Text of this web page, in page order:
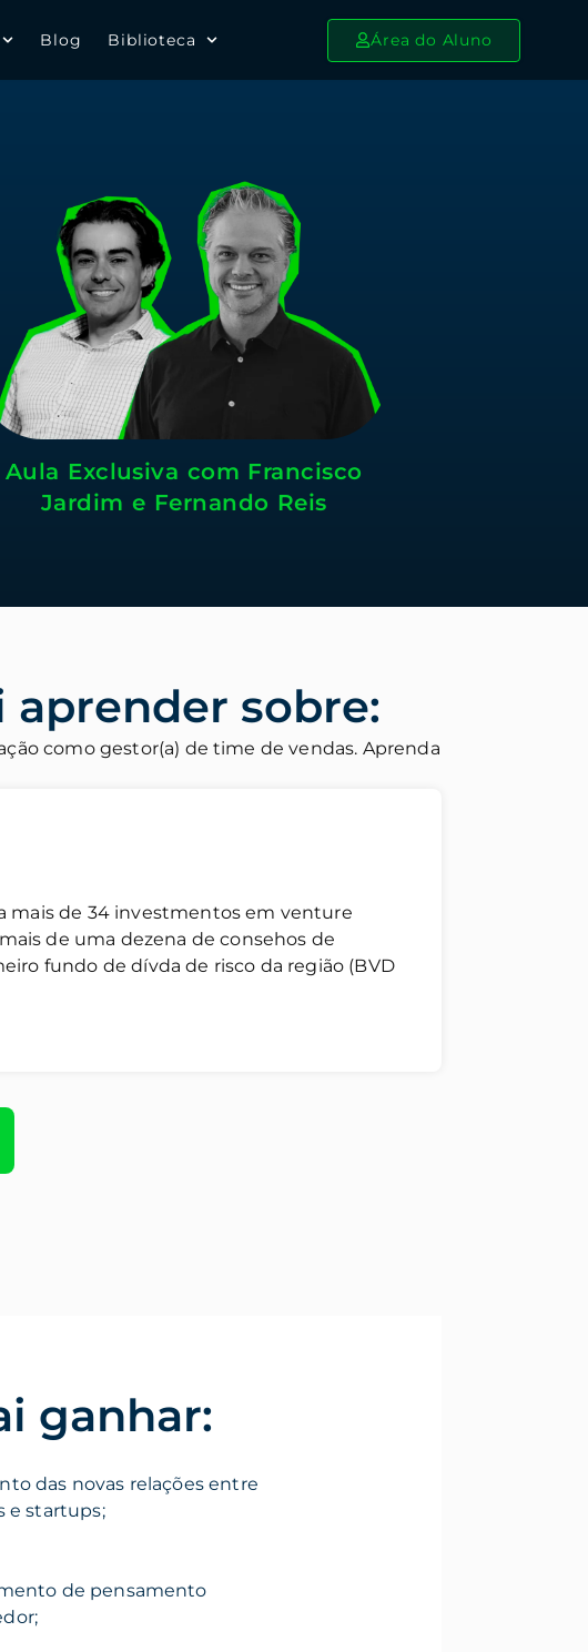
Blog Biblioteca Área do Aluno
Aula Exclusiva com Francisco
Jardim e Fernando Reis
aprender sobre:
como gestor(a) de time de vendas. Aprenda
mais de 34 investmentos em venture
de uma dezena de consehos de
fundo de dívda de risco da região (BVD
ganhar:
das novas relações entre
e startups;
de pensamento